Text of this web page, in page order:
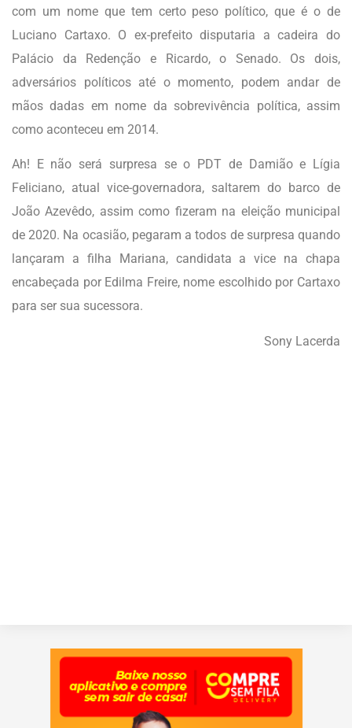
com um nome que tem certo peso político, que é o de
Luciano Cartaxo. O ex-prefeito disputaria a cadeira do
Palácio da Redenção e Ricardo, o Senado. Os dois,
adversários políticos até o momento, podem andar de
mãos dadas em nome da sobrevivência política, assim
como aconteceu em 2014.
Ah! E não será surpresa se o PDT de Damião e Lígia
Feliciano, atual vice-governadora, saltarem do barco de
João Azevêdo, assim como fizeram na eleição municipal
de 2020. Na ocasião, pegaram a todos de surpresa quando
lançaram a filha Mariana, candidata a vice na chapa
encabeçada por Edilma Freire, nome escolhido por Cartaxo
para ser sua sucessora.
Sony Lacerda